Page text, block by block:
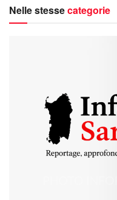
Nelle stessecategorie